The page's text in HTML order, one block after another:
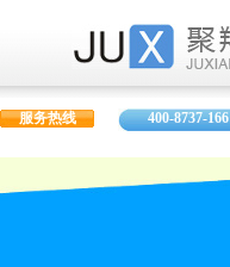
服务热线 400-8737-166